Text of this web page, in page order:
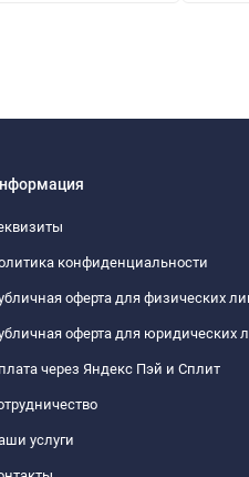
конфиденциальности
оферта для физических
оферта для юридических
через Яндекс Пэй и Сплит
услуги